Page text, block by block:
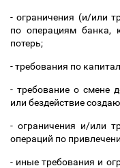
- ограничения (и/или
по операциям банка,
потерь;
- требования по
- требование о смене
или бездействие
- ограничения и/или
операций по
- иные требования и